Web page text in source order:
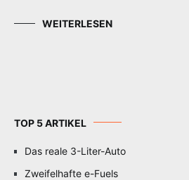
WEITERLESEN
TOP 5 ARTIKEL
Das reale 3-Liter-Auto
Zweifelhafte e-Fuels